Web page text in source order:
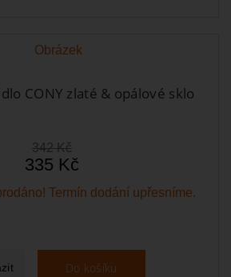
CONY zlaté & opálové sklo
342 Kč
335 Kč
Termín dodání upřesníme.
Do košíku